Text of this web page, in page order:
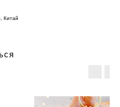
Китай